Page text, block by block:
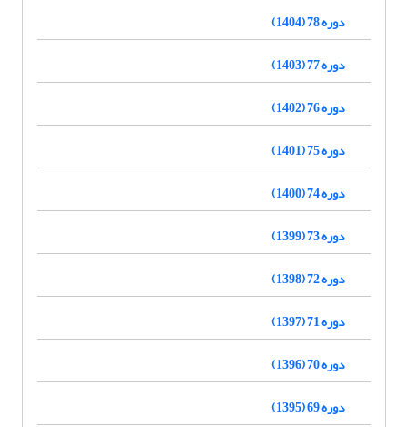
دوره 78 (1404)
دوره 77 (1403)
دوره 76 (1402)
دوره 75 (1401)
دوره 74 (1400)
دوره 73 (1399)
دوره 72 (1398)
دوره 71 (1397)
دوره 70 (1396)
دوره 69 (1395)